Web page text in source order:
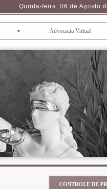
Quinta-feira, 06 de Agosto
• Advocacia Virtual
CONTROLE DE